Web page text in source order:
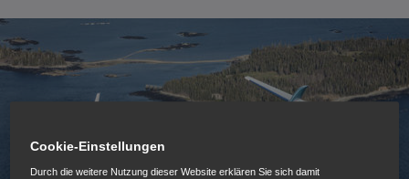
Cookie-Einstellungen
Durch die weitere Nutzung dieser Website erklären Sie sich damit